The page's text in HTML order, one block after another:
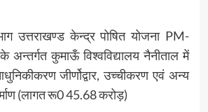
उत्तराखण्ड केन्द्र पोषित योजना PM-
कुमाऊँ विश्वविद्यालय नैनीताल में
जीर्णोद्वार, उच्चीकरण एवं अन्य
(लागत रू0 45.68 करोड़)